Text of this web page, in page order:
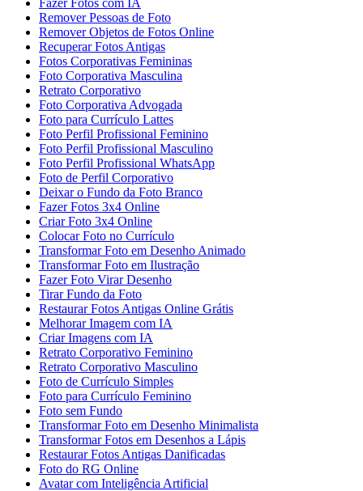
Remover Pessoas de Foto
Remover Objetos de Fotos Online
Recuperar Fotos Antigas
Fotos Corporativas Femininas
Foto Corporativa Masculina
Retrato Corporativo
Foto Corporativa Advogada
Foto para Currículo Lattes
Foto Perfil Profissional Feminino
Foto Perfil Profissional Masculino
Foto Perfil Profissional WhatsApp
Foto de Perfil Corporativo
Deixar o Fundo da Foto Branco
Fazer Fotos 3x4 Online
Criar Foto 3x4 Online
Colocar Foto no Currículo
Transformar Foto em Desenho Animado
Transformar Foto em Ilustração
Fazer Foto Virar Desenho
Tirar Fundo da Foto
Restaurar Fotos Antigas Online Grátis
Melhorar Imagem com IA
Criar Imagens com IA
Retrato Corporativo Feminino
Retrato Corporativo Masculino
Foto de Currículo Simples
Foto para Currículo Feminino
Foto sem Fundo
Transformar Foto em Desenho Minimalista
Transformar Fotos em Desenhos a Lápis
Restaurar Fotos Antigas Danificadas
Foto do RG Online
Avatar com Inteligência Artificial